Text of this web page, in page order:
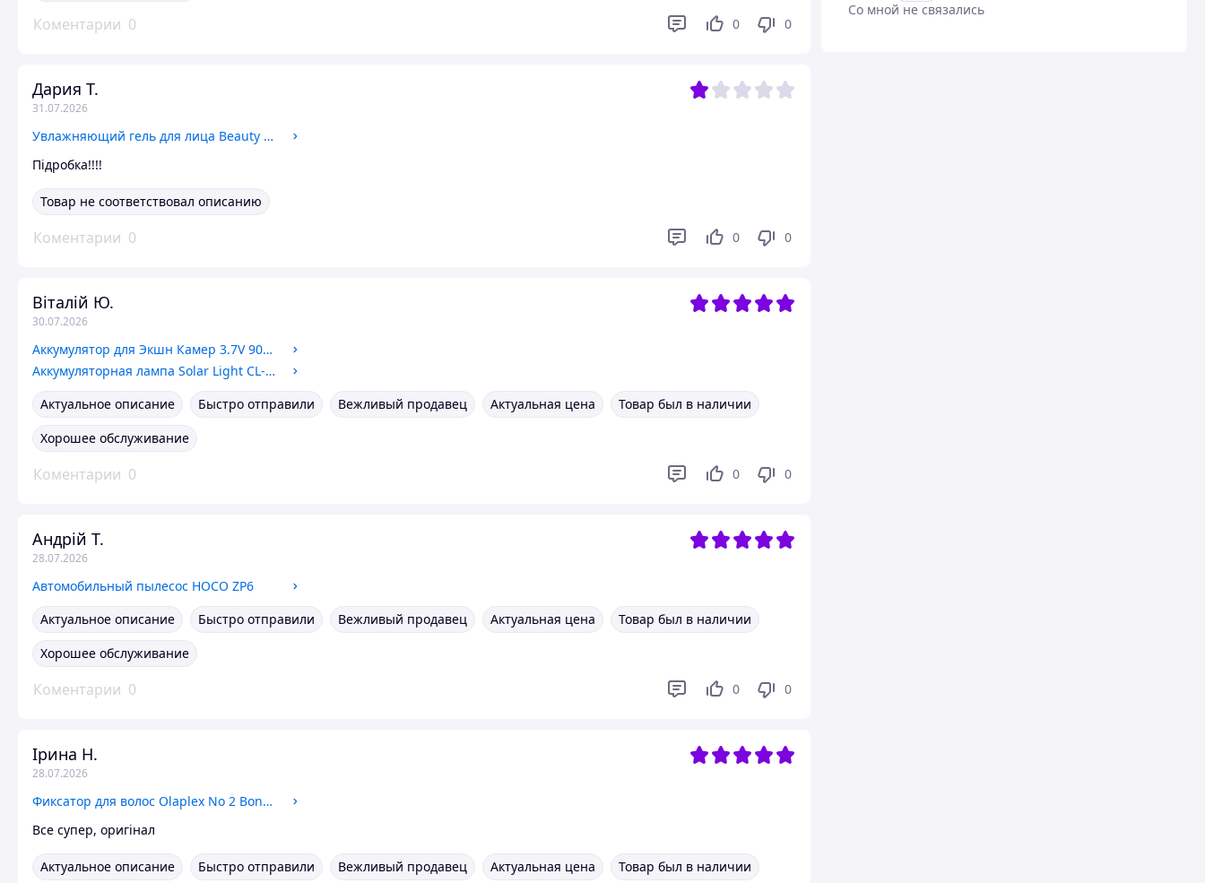
Коментарии 0 0 0
Дария Т.
31.07.2026
Увлажняющий гель для лица Beauty of Joseon Red Bean Water Gel 100 ml
Підробка!!!!
Товар не соответствовал описанию
Коментарии 0 0 0
Віталій Ю.
30.07.2026
Аккумулятор для Экшн Камер 3.7V 900 mAh
Аккумуляторная лампа Solar Light CL-6028 светильник с солнечной панелью фонарь
Актуальное описание
Быстро отправили Вежливый продавец Актуальная цена
Товар был в наличии
Хорошее обслуживание
Коментарии 0 0 0
Андрій Т.
28.07.2026
Автомобильный пылесос HOCO ZP6
Актуальное описание
Быстро отправили Вежливый продавец Актуальная цена
Товар был в наличии
Хорошее обслуживание
Коментарии 0 0 0
Ірина Н.
28.07.2026
Фиксатор для волос Olaplex No 2 Bond Perfector 100 ml
Все супер, оригінал
Актуальное описание Быстро отправили Вежливый продавец Актуальная цена
Товар был в наличии
Со мной не связались